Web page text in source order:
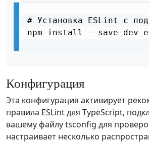
# Установка ESLint с
npm install --save-dev
Конфигурация
Эта конфигурация активирует
правила ESLint для TypeScript,
вашему файлу tsconfig для
настраивает несколько